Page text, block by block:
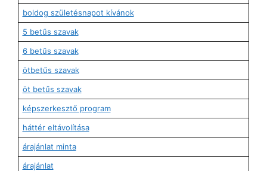
boldog születésnapot kívánok
5 betűs szavak
6 betűs szavak
ötbetűs szavak
öt betűs szavak
képszerkesztő program
háttér eltávolítása
árajánlat minta
árajánlat